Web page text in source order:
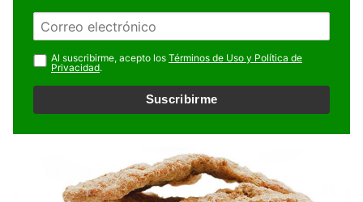
r
e
E
m
a
i
l
Al suscribirme, acepto los Términos de Uso y Política de
Privacidad.
Suscribirme